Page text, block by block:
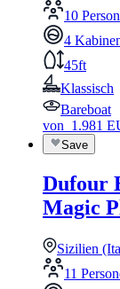
10
4
45ft
Klassisch
Bareboat
von 1.981
Save
Dufour
Magic
Sizilien
11